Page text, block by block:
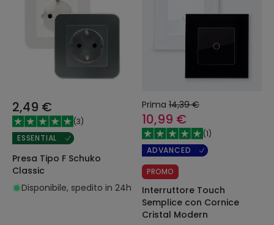
2,49 €
(3)
ESSENTIAL
Presa Tipo F Schuko
Classic
Disponibile, spedito in 24h
Prima 14,39 €
10,99 €
(1)
ADVANCED
PROMO
Interruttore Touch
Semplice con Cornice
Cristal Modern